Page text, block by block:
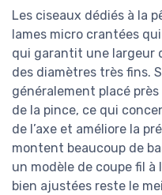
Les ciseaux dédiés à la
lames micro crantées
qui garantit une largeur
des diamètres très fins.
généralement placé
de la pince, ce qui
de l’axe et améliore la
montent beaucoup de
un modèle de coupe fil
bien ajustées reste le